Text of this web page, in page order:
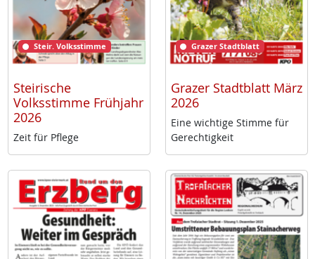
Steir. Volksstimme
Steirische
Volksstimme Frühjahr
2026
Zeit für Pf­le­ge
Grazer Stadtblatt
Grazer Stadtblatt März
2026
Ei­ne wich­ti­ge Stim­me für
Ge­rech­tig­keit